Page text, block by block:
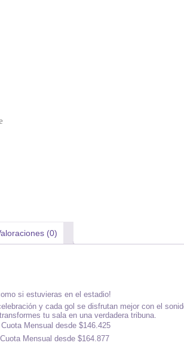
(0)
si estuvieras en el estadio!
y cada gol se disfrutan mejor con el
tu sala en una verdadera tribuna.
Mensual desde $146.425
Cuota Mensual desde $164.877